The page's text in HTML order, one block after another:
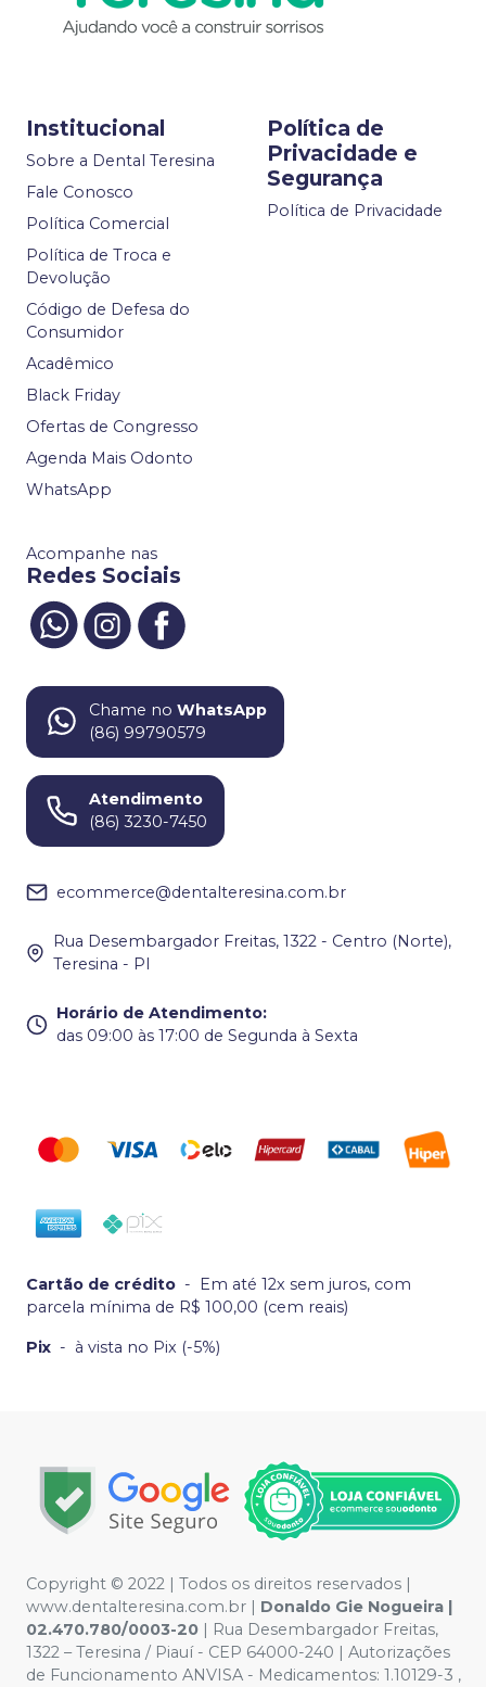
Institucional
Sobre a Dental Teresina
Fale Conosco
Política Comercial
Política de Troca e
Devolução
Código de Defesa do
Consumidor
Acadêmico
Black Friday
Ofertas de Congresso
Agenda Mais Odonto
WhatsApp
Política de
Privacidade e
Segurança
Política de Privacidade
Acompanhe nas
Redes Sociais
Chame no WhatsApp
(86) 99790579
Atendimento
(86) 3230-7450
ecommerce@dentalteresina.com.br
Rua Desembargador Freitas, 1322 - Centro (Norte),
Teresina - PI
Horário de Atendimento:
das 09:00 às 17:00 de Segunda à Sexta
Cartão de crédito - Em até 12x sem juros, com
parcela mínima de R$ 100,00 (cem reais)
Pix - à vista no Pix (-5%)
Copyright © 2022 | Todos os direitos reservados |
www.dentalteresina.com.br | Donaldo Gie Nogueira |
02.470.780/0003-20 | Rua Desembargador Freitas,
1322 – Teresina / Piauí - CEP 64000-240 | Autorizações
de Funcionamento ANVISA - Medicamentos: 1.10129-3 ,